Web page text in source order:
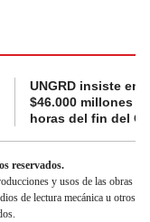
UNGRD insiste en
$46.000 millones
horas del fin del
reservados.
y usos de las obras
de lectura mecánica u otros